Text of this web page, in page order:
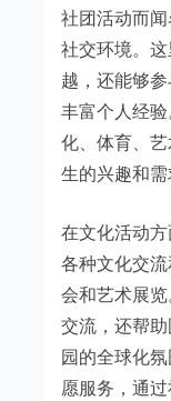
社团活动而
社交环境。
越，还能够
丰富个人经
化、体育、
生的兴趣和需
在文化活动
各种文化交
会和艺术展
交流，还帮
园的全球化
愿服务，通